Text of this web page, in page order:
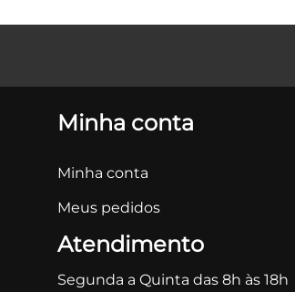
Minha conta
Minha conta
Meus pedidos
Atendimento
Segunda a Quinta das 8h às 18h